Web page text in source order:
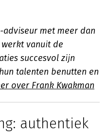
met meer dan
vanuit de
succesvol zijn
talenten benutten en
over Frank Kwakman
authentiek